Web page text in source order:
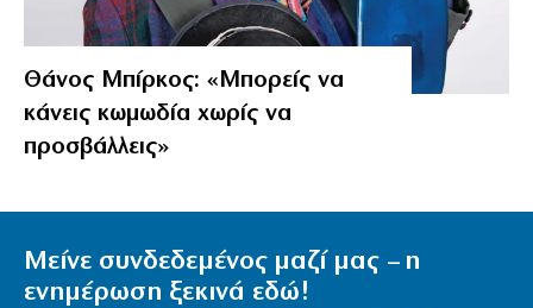
Θάνος Μπίρκος: «Μπορείς να
κάνεις κωμωδία χωρίς να
προσβάλλεις»
Μείνε συνδεδεμένος μαζί μας – η
ενημέρωση ξεκινά εδώ!